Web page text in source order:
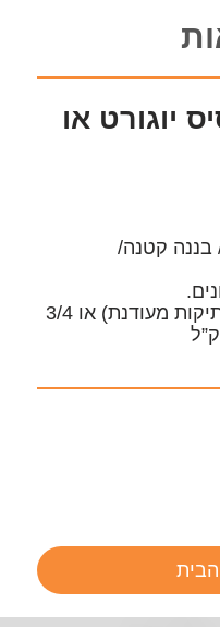
יוגורט או
/ 2 שזיפים/ בננה קטנה/
גביע יוגורט % 1.5 שומן (במתיקות מעודנת) או 3/4